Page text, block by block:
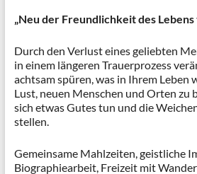
„Neu der Freundlichkeit des Lebens
Durch den Verlust eines geliebten
in einem längeren Trauerprozess
achtsam spüren, was in Ihrem Leben
Lust, neuen Menschen und Orten zu
sich etwas Gutes tun und die
stellen.
Gemeinsame Mahlzeiten, geistliche
Biographiearbeit, Freizeit mit